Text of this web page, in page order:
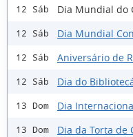
12 Sáb Dia Mundial do
12 Sáb Dia Mundial
12 Sáb Aniversário de
12 Sáb Dia do
13 Dom Dia
13 Dom Dia da Torta de